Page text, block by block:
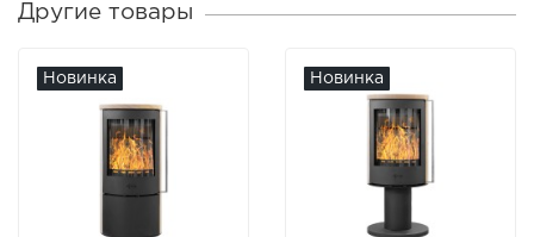
Другие товары
Новинка Новинка